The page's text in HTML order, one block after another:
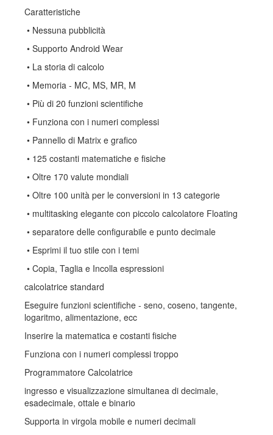
Caratteristiche
• Nessuna pubblicità
• Supporto Android Wear
• La storia di calcolo
• Memoria - MC, MS, MR, M
• Più di 20 funzioni scientifiche
• Funziona con i numeri complessi
• Pannello di Matrix e grafico
• 125 costanti matematiche e fisiche
• Oltre 170 valute mondiali
• Oltre 100 unità per le conversioni in 13 categorie
• multitasking elegante con piccolo calcolatore Floating
• separatore delle configurabile e punto decimale
• Esprimi il tuo stile con i temi
• Copia, Taglia e Incolla espressioni
calcolatrice standard
Eseguire funzioni scientifiche - seno, coseno, tangente,
logaritmo, alimentazione, ecc
Inserire la matematica e costanti fisiche
Funziona con i numeri complessi troppo
Programmatore Calcolatrice
ingresso e visualizzazione simultanea di decimale,
esadecimale, ottale e binario
Supporta in virgola mobile e numeri decimali